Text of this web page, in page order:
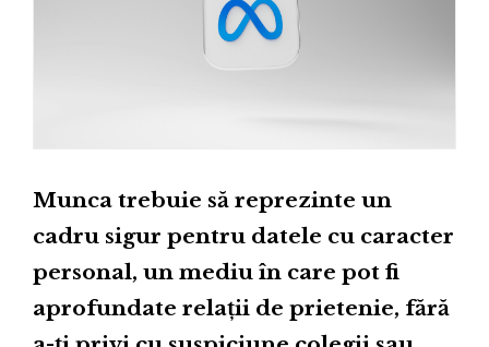
Munca trebuie să reprezinte un
cadru sigur pentru datele cu caracter
personal, un mediu în care pot fi
aprofundate relații de prietenie, fără